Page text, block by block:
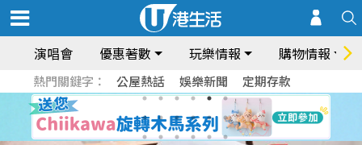
演唱會 優惠著數 玩樂情報 購物情報
熱門關鍵字： 公屋熱話 娛樂新聞 定期存款